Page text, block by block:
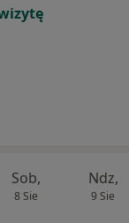
Sob,
8 Sie
Ndz,
9 Sie